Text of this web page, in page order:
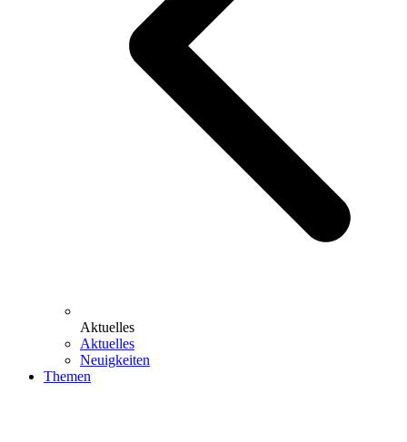
Aktuelles
Aktuelles
Neuigkeiten
Themen